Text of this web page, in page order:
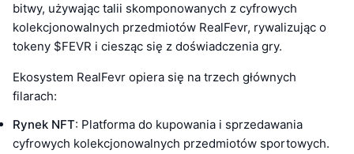
bitwy, używając talii skomponowanych z cyfrowych
kolekcjonowalnych przedmiotów RealFevr, rywalizując o
tokeny $FEVR i ciesząc się z doświadczenia gry.
Ekosystem RealFevr opiera się na trzech głównych
filarach:
Rynek NFT: Platforma do kupowania i sprzedawania
cyfrowych kolekcjonowalnych przedmiotów sportowych.